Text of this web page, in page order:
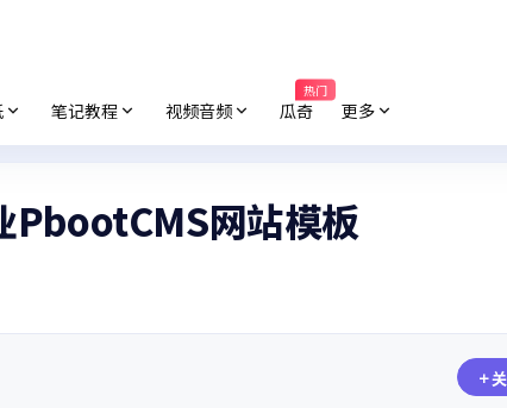
笔记教程 视频音频 瓜奇
热门
更多
PbootCMS网站模板